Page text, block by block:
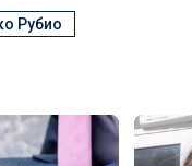
Рубио